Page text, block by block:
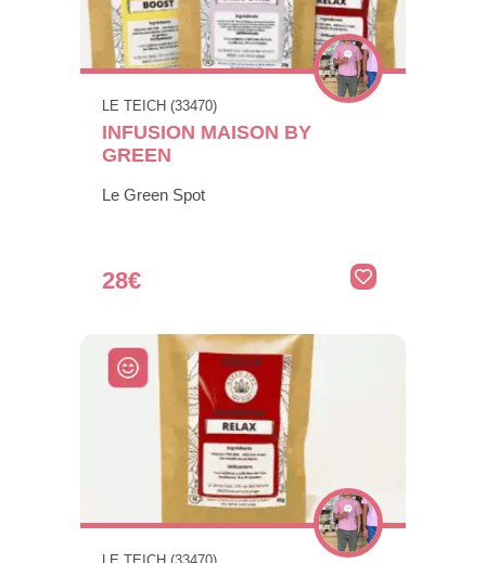
LE TEICH (33470)
INFUSION MAISON BY
GREEN
Le Green Spot
28€